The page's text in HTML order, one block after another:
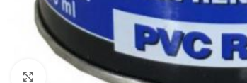
Haga clic para ampliar